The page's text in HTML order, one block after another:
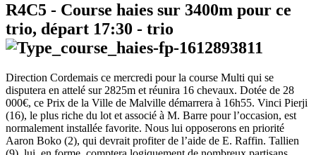
R4C5 - Course haies sur 3400m pour ce
trio, départ 17:30 - trio
Direction Cordemais ce mercredi pour la course Multi qui se
disputera en attelé sur 2825m et réunira 16 chevaux. Dotée de 28
000€, ce Prix de la Ville de Malville démarrera à 16h55. Vinci Pierji
(16), le plus riche du lot et associé à M. Barre pour l’occasion, est
normalement installée favorite. Nous lui opposerons en priorité
Aaron Boko (2), qui devrait profiter de l’aide de E. Raffin. Tallien